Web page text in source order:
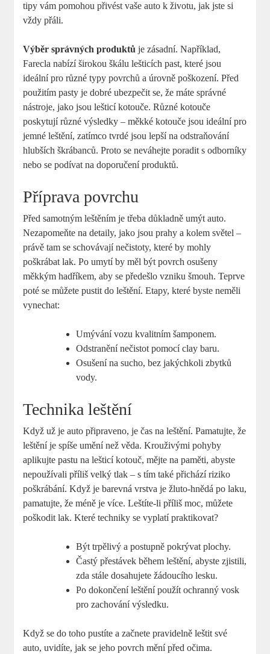
tipy vám pomohou přivést vaše auto k životu, jak jste si
vždy přáli.
Výběr správných produktů je zásadní. Například,
Farecla nabízí širokou škálu lešticích past, které jsou
ideální pro různé typy povrchů a úrovně poškození. Před
použitím pasty je dobré ubezpečit se, že máte správné
nástroje, jako jsou lešticí kotouče. Různé kotouče
poskytují různé výsledky – měkké kotouče jsou ideální pro
jemné leštění, zatímco tvrdé jsou lepší na odstraňování
hlubších škrábanců. Proto se neváhejte poradit s odborníky
nebo se podívat na doporučení produktů.
Příprava povrchu
Před samotným leštěním je třeba důkladně umýt auto.
Nezapomeňte na detaily, jako jsou prahy a kolem světel –
právě tam se schovávají nečistoty, které by mohly
poškrábat lak. Po umytí by měl být povrch osušeny
měkkým hadříkem, aby se předešlo vzniku šmouh. Teprve
poté se můžete pustit do leštění. Etapy, které byste neměli
vynechat:
Umývání vozu kvalitním šamponem.
Odstranění nečistot pomocí clay baru.
Osušení na sucho, bez jakýchkoli zbytků
vody.
Technika leštění
Když už je auto připraveno, je čas na leštění. Pamatujte, že
leštění je spíše umění než věda. Krouživými pohyby
aplikujte pastu na lešticí kotouč, mějte na paměti, abyste
nepoužívali příliš velký tlak – s tím také přichází riziko
poškrábání. Když je barevná vrstva je žluto-hnědá po laku,
pamatujte, že méně je více. Leštíte-li příliš moc, můžete
poškodit lak. Které techniky se vyplatí praktikovat?
Být trpělivý a postupně pokrývat plochy.
Častý přestávek během leštění, abyste zjistili,
zda stále dosahujete žádoucího lesku.
Po dokončení leštění použít ochranný vosk
pro zachování výsledku.
Když se do toho pustíte a začnete pravidelně leštit své
auto, uvidíte, jak se jeho povrch mění před očima.